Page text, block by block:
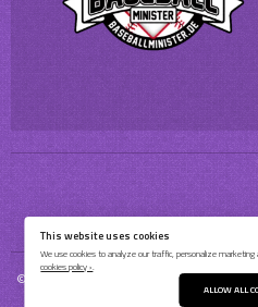
© 2026 Bochum Barflies Baseball &
This website uses cookies
We use cookies to analyze our traffic, personalize
cookies policy ›.
ALLOW ALL